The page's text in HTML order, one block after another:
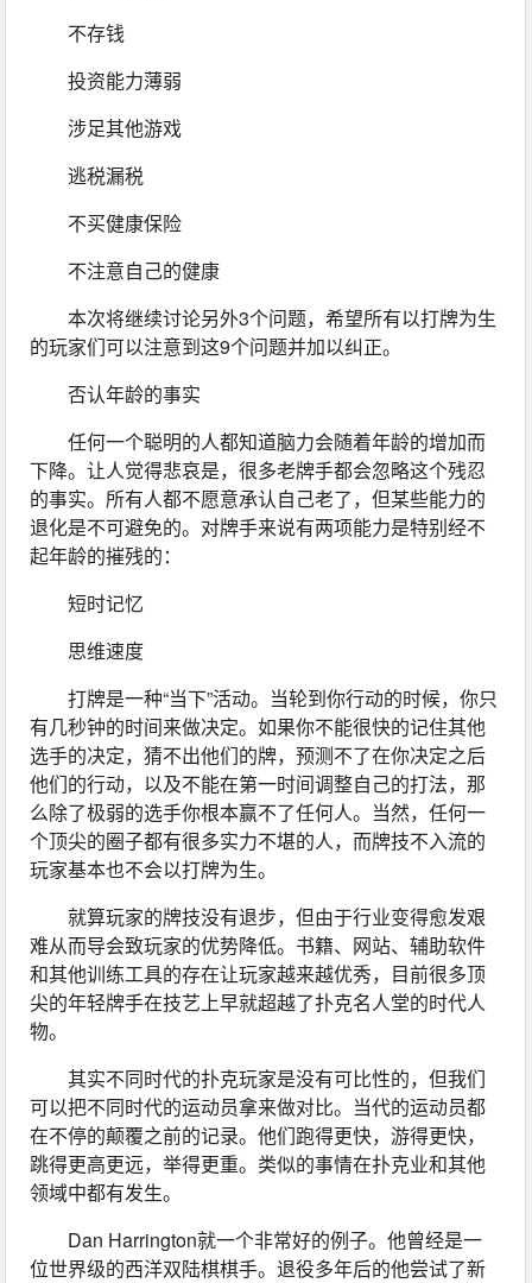
不存钱
投资能力薄弱
涉足其他游戏
逃税漏税
不买健康保险
不注意自己的健康
本次将继续讨论另外3个问题，希望所有以打牌为生
的玩家们可以注意到这9个问题并加以纠正。
否认年龄的事实
任何一个聪明的人都知道脑力会随着年龄的增加而
下降。让人觉得悲哀是，很多老牌手都会忽略这个残忍
的事实。所有人都不愿意承认自己老了，但某些能力的
退化是不可避免的。对牌手来说有两项能力是特别经不
起年龄的摧残的：
短时记忆
思维速度
打牌是一种“当下”活动。当轮到你行动的时候，你只
有几秒钟的时间来做决定。如果你不能很快的记住其他
选手的决定，猜不出他们的牌，预测不了在你决定之后
他们的行动，以及不能在第一时间调整自己的打法，那
么除了极弱的选手你根本赢不了任何人。当然，任何一
个顶尖的圈子都有很多实力不堪的人，而牌技不入流的
玩家基本也不会以打牌为生。
就算玩家的牌技没有退步，但由于行业变得愈发艰
难从而导会致玩家的优势降低。书籍、网站、辅助软件
和其他训练工具的存在让玩家越来越优秀，目前很多顶
尖的年轻牌手在技艺上早就超越了扑克名人堂的时代人
物。
其实不同时代的扑克玩家是没有可比性的，但我们
可以把不同时代的运动员拿来做对比。当代的运动员都
在不停的颠覆之前的记录。他们跑得更快，游得更快，
跳得更高更远，举得更重。类似的事情在扑克业和其他
领域中都有发生。
Dan Harrington就一个非常好的例子。他曾经是一
位世界级的西洋双陆棋棋手。退役多年后的他尝试了新